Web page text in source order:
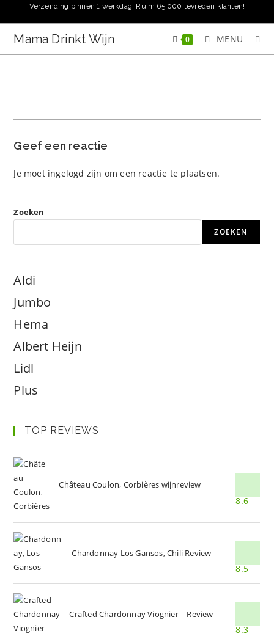
naar
inhoud
Verzending binnen 1 werkdag. Ruim 65.000 tevreden klanten!
Mama Drinkt Wijn 0 MENU
Geef een reactie
Je moet ingelogd zijn om een reactie te plaatsen.
Zoeken
ZOEKEN
Aldi
Jumbo
Hema
Albert Heijn
Lidl
Plus
TOP REVIEWS
Château Coulon, Corbières wijnreview
8.6
Chardonnay Los Gansos, Chili Review
8.5
Crafted Chardonnay Viognier – Review
8.3